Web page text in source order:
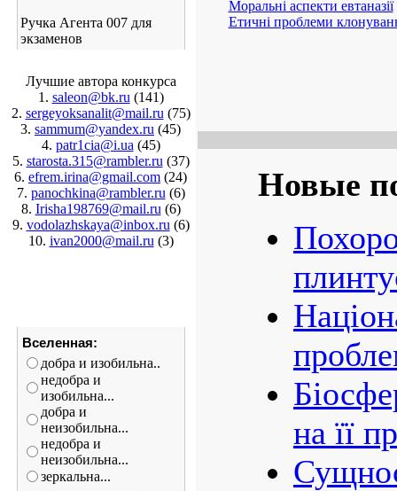
Ручка Агента 007 для
экзаменов
Лучшие автора конкурса
1. saleon@bk.ru (141)
2. sergeyoksanalit@mail.ru (75)
3. sammum@yandex.ru (45)
4. patr1cia@i.ua (45)
5. starosta.315@rambler.ru (37)
6. efrem.irina@gmail.com (24)
7. panochkina@rambler.ru (6)
8. Irisha198769@mail.ru (6)
9. vodolazhskaya@inbox.ru (6)
10. ivan2000@mail.ru (3)
Вселенная:
добра и изобильна..
недобра и
изобильна...
добра и
неизобильна...
недобра и
неизобильна...
зеркальна...
Моральні аспекти евтаназії
Етичні проблеми
Новые
на її